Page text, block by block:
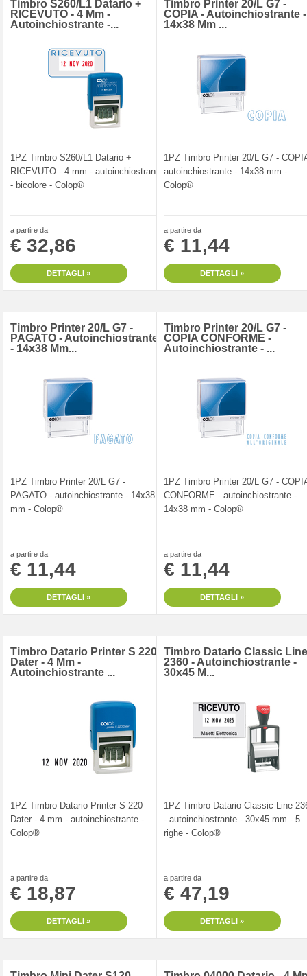
Timbro S260/L1 Datario +
RICEVUTO - 4 Mm -
Autoinchiostrante -...
1PZ Timbro S260/L1 Datario +
RICEVUTO - 4 mm - autoinchiostrante
- bicolore - Colop®
a partire da
€ 32,86
DETTAGLI »
Timbro Printer 20/L G7 -
COPIA - Autoinchiostrante -
14x38 Mm ...
1PZ Timbro Printer 20/L G7 -
autoinchiostrante - 14x38 mm -
Colop®
a partire da
€ 11,44
DETTAGLI »
Timbro Printer 20/L G7 -
PAGATO - Autoinchiostrante
- 14x38 Mm...
1PZ Timbro Printer 20/L G7 -
PAGATO - autoinchiostrante - 14x38
mm - Colop®
a partire da
€ 11,44
DETTAGLI »
Timbro Printer 20/L G7 -
COPIA CONFORME -
Autoinchiostrante - ...
1PZ Timbro Printer 20/L G7 -
CONFORME - autoinchiostrante -
14x38 mm - Colop®
a partire da
€ 11,44
DETTAGLI »
Timbro Datario Printer S 220
Dater - 4 Mm -
Autoinchiostrante ...
1PZ Timbro Datario Printer S 220
Dater - 4 mm - autoinchiostrante -
Colop®
a partire da
€ 18,87
DETTAGLI »
Timbro Datario Classic Line
2360 - Autoinchiostrante -
30x45 M...
1PZ Timbro Datario Classic Line
- autoinchiostrante - 30x45 mm - 5
righe - Colop®
a partire da
€ 47,19
DETTAGLI »